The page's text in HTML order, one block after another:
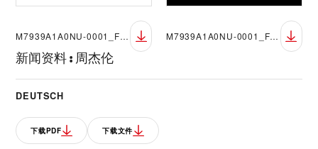
M7939A1A0NU-0001_FF_sRGB_BGW M7939A1A0NU-0001_FF_sRGB_BGB
新闻资料: 周杰伦
DEUTSCH
下载PDF 下载文件